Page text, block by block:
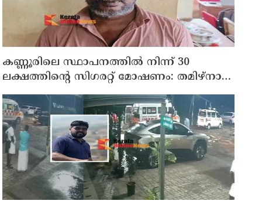
കണ്ണൂരിലെ സ്ഥാപനത്തിൽ നിന്ന് 30
ലക്ഷത്തിന്റെ സിഗരറ്റ് മോഷണം: തമിഴ്‌നാട്
സ്വദേശിയായ സെയിൽസ്മാൻ
തെങ്കാശിയിൽ പിടിയിൽ